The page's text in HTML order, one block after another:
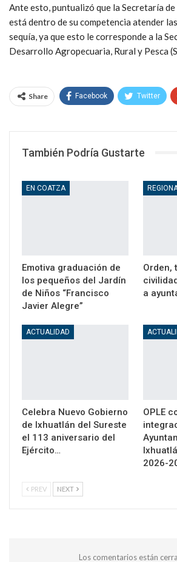
Ante esto, puntualizó que la Secretaría
está dentro de su competencia atender
sequía, ya que esto le corresponde a la
Desarrollo Agropecuaria, Rural y Pesca
Share Facebook Twitter
También Podría Gustarte
EN COATZA
Emotiva graduación de
los pequeños del Jardín
de Niños “Francisco
Javier Alegre”
Orden,
a
ACTUALIDAD
Celebra Nuevo Gobierno
de Ixhuatlán del Sureste
el 113 aniversario del
Ejército…
OPLE
2026-
PREV NEXT
Los comentarios están